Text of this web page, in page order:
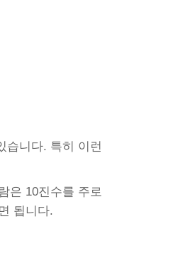
습니다. 특히 이런
은 10진수를 주로
됩니다.